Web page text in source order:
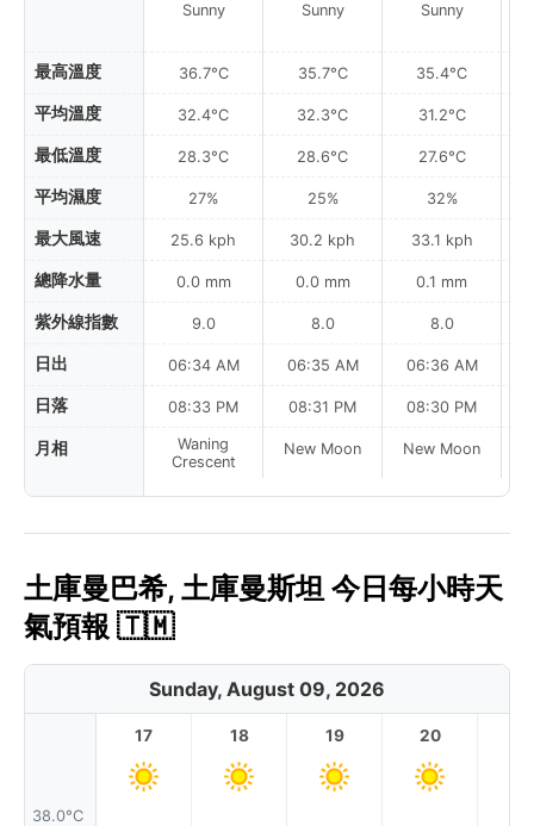
最高溫度
平均溫度
最低溫度
平均濕度
最大風速
總降水量
紫外線指數
日出
日落
月相
Sunny
36.7°C
32.4°C
28.3°C
27%
25.6 kph
0.0 mm
9.0
06:34 AM
08:33 PM
Waning
Crescent
Sunny
35.7°C
32.3°C
28.6°C
25%
30.2 kph
0.0 mm
8.0
06:35 AM
08:31 PM
New Moon
Sunny
35.4°C
31.2°C
27.6°C
32%
33.1 kph
0.1 mm
8.0
06:36 AM
08:30 PM
New Moon
土庫曼巴希, 土庫曼斯坦 今日每小時天
氣預報 🇹🇲
Sunday, August 09, 2026
38.0°C
17 18 19 20